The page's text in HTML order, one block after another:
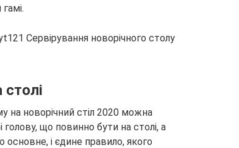
на новорічний стіл 2020 можна
голову, що повинно бути на столі, а
основне, і єдине правило, якого